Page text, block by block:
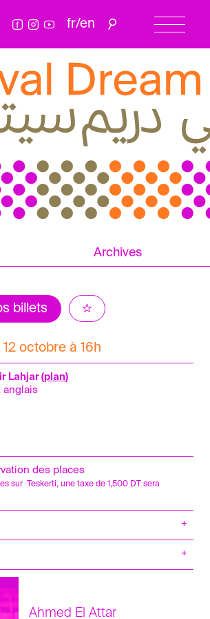
fr/en
Archives
billets
12 octobre à 16h
Lahjar (plan)
anglais
des places
sur Teskerti, une taxe de 1,500 DT sera
:Nanda Mohammad
MacMillan en collaboration
et mise en scène :
mise en scène et ingénieure
Ahmed El Attar